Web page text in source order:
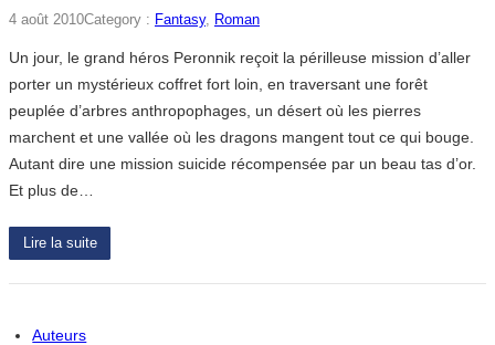
4 août 2010Category : Fantasy, Roman
Un jour, le grand héros Peronnik reçoit la périlleuse mission d’aller
porter un mystérieux coffret fort loin, en traversant une forêt
peuplée d’arbres anthropophages, un désert où les pierres
marchent et une vallée où les dragons mangent tout ce qui bouge.
Autant dire une mission suicide récompensée par un beau tas d’or.
Et plus de…
Lire la suite
Auteurs